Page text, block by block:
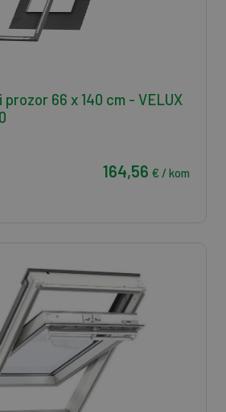
prozor 66 x 140 cm - VELUX
164,56 € / kom